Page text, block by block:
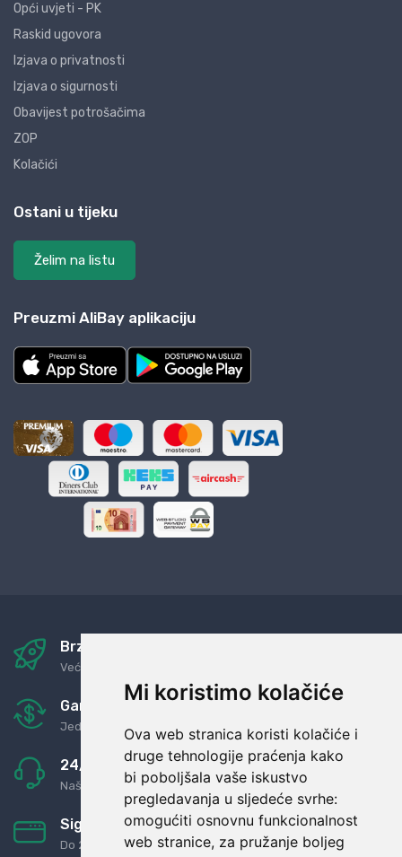
Mi koristimo kolačiće
Ova web stranica koristi kolačiće i
druge tehnologije praćenja kako
bi poboljšala vaše iskustvo
pregledavanja u sljedeće svrhe:
omogućiti osnovnu funkcionalnost
web stranice, za pružanje boljeg
Opći uvjeti - PK
Raskid ugovora
Izjava o privatnosti
Izjava o sigurnosti
Obavijest potrošačima
ZOP
Kolačići
Ostani u tijeku
Želim na listu
Preuzmi AliBay aplikaciju
Brza i sigurna dostava
Već za nekoliko dana kod vas
Garancija u povrat novaca
Jednostavno pravilo: Roba za novac
24/7 odlična podrška
Naši agenti uvijek na raspolaganju
Sigurno obročno plaćanje
Do 24 rata bez kamata